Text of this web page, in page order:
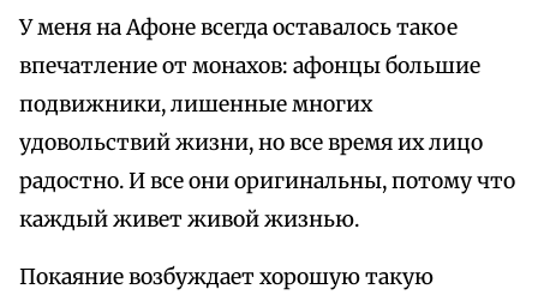
У меня на Афоне всегда оставалось такое
впечатление от монахов: афонцы большие
подвижники, лишенные многих
удовольствий жизни, но все время их лицо
радостно. И все они оригинальны, потому что
каждый живет живой жизнью.
Покаяние возбуждает хорошую такую